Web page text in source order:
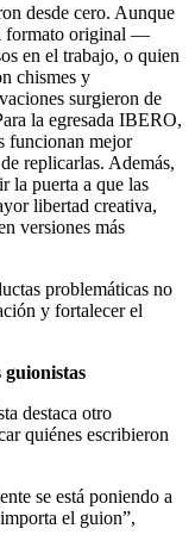
desde cero. Aunque
formato original —
en el trabajo, o quien
chismes y
surgieron de
la egresada IBERO,
funcionan mejor
replicarlas. Además,
la puerta a que las
libertad creativa,
versiones más
problemáticas no
y fortalecer el
guionistas
destaca otro
quiénes escribieron
se está poniendo a
el guion”,